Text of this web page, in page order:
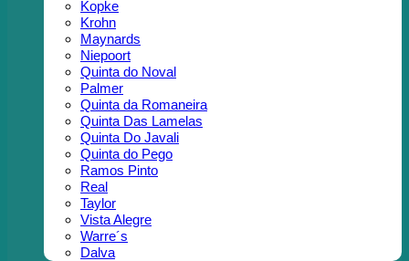
Kopke
Krohn
Maynards
Niepoort
Quinta do Noval
Palmer
Quinta da Romaneira
Quinta Das Lamelas
Quinta Do Javali
Quinta do Pego
Ramos Pinto
Real
Taylor
Vista Alegre
Warre´s
Dalva